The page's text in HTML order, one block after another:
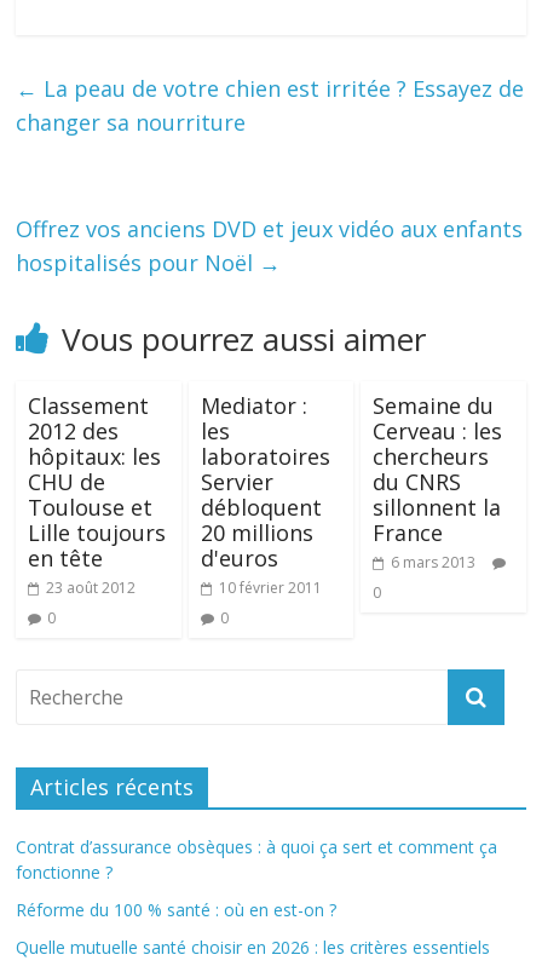
← La peau de votre chien est irritée ? Essayez de
changer sa nourriture
Offrez vos anciens DVD et jeux vidéo aux enfants
hospitalisés pour Noël →
Vous pourrez aussi aimer
Classement
2012 des
hôpitaux: les
CHU de
Toulouse et
Lille toujours
en tête
23 août 2012
0
Mediator :
les
laboratoires
Servier
débloquent
20 millions
d'euros
10 février 2011
0
Semaine du
Cerveau : les
chercheurs
du CNRS
sillonnent la
France
6 mars 2013
0
Articles récents
Contrat d’assurance obsèques : à quoi ça sert et comment ça
fonctionne ?
Réforme du 100 % santé : où en est-on ?
Quelle mutuelle santé choisir en 2026 : les critères essentiels